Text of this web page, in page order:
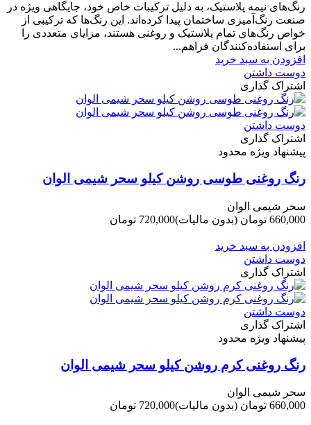
رنگ‌های نیمه پلاستیک، به دلیل ترکیبات خاص خود، جایگاهی ویژه در
صنعت رنگ‌آمیزی ساختمان پیدا کرده‌اند. این رنگ‌ها که ترکیبی از
خواص رنگ‌های تمام پلاستیک و روغنی هستند، مزایای متعددی را
برای استفاده‌کنندگان فراهم...
افزودن به سبد خرید
دوست داشتن
اشتراک گذاری
دوست داشتن
اشتراک گذاری
پیشنهاد ویژه محدود
رنگ روغنی طوسی روشن کیلو سحر شیمی الوان
سحر شیمی الوان
660,000 تومان
(بدون مالیات)720,000 تومان
افزودن به سبد خرید
دوست داشتن
اشتراک گذاری
دوست داشتن
اشتراک گذاری
پیشنهاد ویژه محدود
رنگ روغنی کرم روشن کیلو سحر شیمی الوان
سحر شیمی الوان
660,000 تومان
(بدون مالیات)720,000 تومان